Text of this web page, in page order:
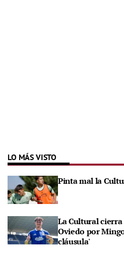
LO MÁS VISTO
Pinta mal la
La Cultural
Oviedo por
cláusula'